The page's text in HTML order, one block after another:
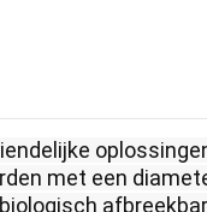
met een